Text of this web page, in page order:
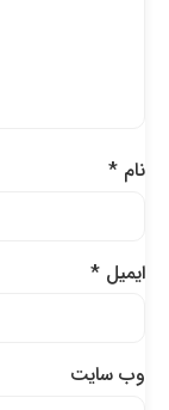
نام*
ایمیل*
وب‌ سایت